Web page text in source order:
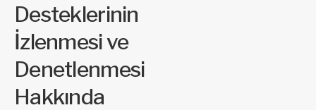
Desteklerinin
İzlenmesi ve
Denetlenmesi
Hakkında